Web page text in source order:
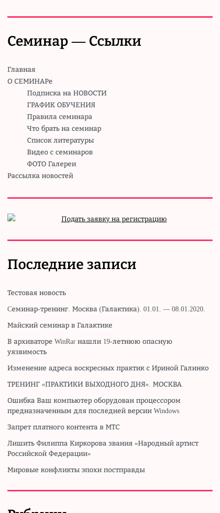
Семинар — Ссылки
Главная
О СЕМИНАРе
Подписка на НОВОСТИ
ГРАФИК ОБУЧЕНИЯ
Правила семинара
Что брать на семинар
Список литературы
Видео с семинаров
ФОТО Галереи
Рассылка новостей
Последние записи
Тестовая новость
Cеминар-тренинг. Москва (Галактика). 01.01. — 08.01.2020.
Майский семинар в Галактике
В архиваторе WinRar нашли 19-летнюю опасную
уязвимость
Изменение адреса воскресных практик с Ириной Галинко
ТРЕНИНГ «ПРАКТИКИ ВЫХОДНОГО ДНЯ». МОСКВА.
Ошибка Ваш компьютер оборудован процессором
предназначенным для последней версии Windows
Запрет платного контента в МТС
Лишить Филиппа Киркорова звания «Народный артист
Российской Федерации»
Мировые конфликты эпохи постправды